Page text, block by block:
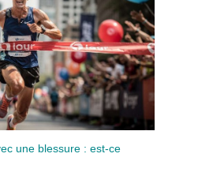
une blessure : est-ce